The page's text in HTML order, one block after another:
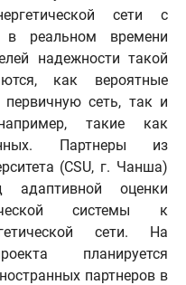
сети с
реальном времени
надежности такой
как вероятные
сеть, так и
такие как
Партнеры из
(CSU, г. Чанша)
адаптивной оценки
системы к
сети. На
планируется
партнеров в